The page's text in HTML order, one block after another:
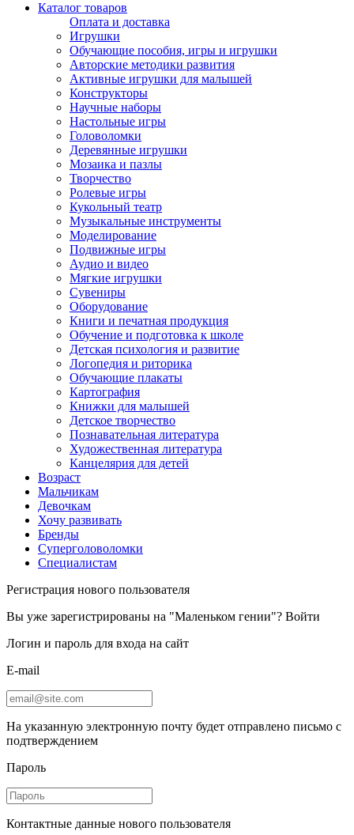
Каталог товаров
Оплата и доставка
Игрушки
Обучающие пособия, игры и игрушки
Авторские методики развития
Активные игрушки для малышей
Конструкторы
Научные наборы
Настольные игры
Головоломки
Деревянные игрушки
Мозаика и пазлы
Творчество
Ролевые игры
Кукольный театр
Музыкальные инструменты
Моделирование
Подвижные игры
Аудио и видео
Мягкие игрушки
Сувениры
Оборудование
Книги и печатная продукция
Обучение и подготовка к школе
Детская психология и развитие
Логопедия и риторика
Обучающие плакаты
Картография
Книжки для малышей
Детское творчество
Познавательная литература
Художественная литература
Канцелярия для детей
Возраст
Мальчикам
Девочкам
Хочу развивать
Бренды
Суперголоволомки
Специалистам
Регистрация нового пользователя
Вы уже зарегистрированы на "Маленьком гении"? Войти
Логин и пароль для входа на сайт
E-mail
На указанную электронную почту будет отправлено письмо с
подтверждением
Пароль
Контактные данные нового пользователя